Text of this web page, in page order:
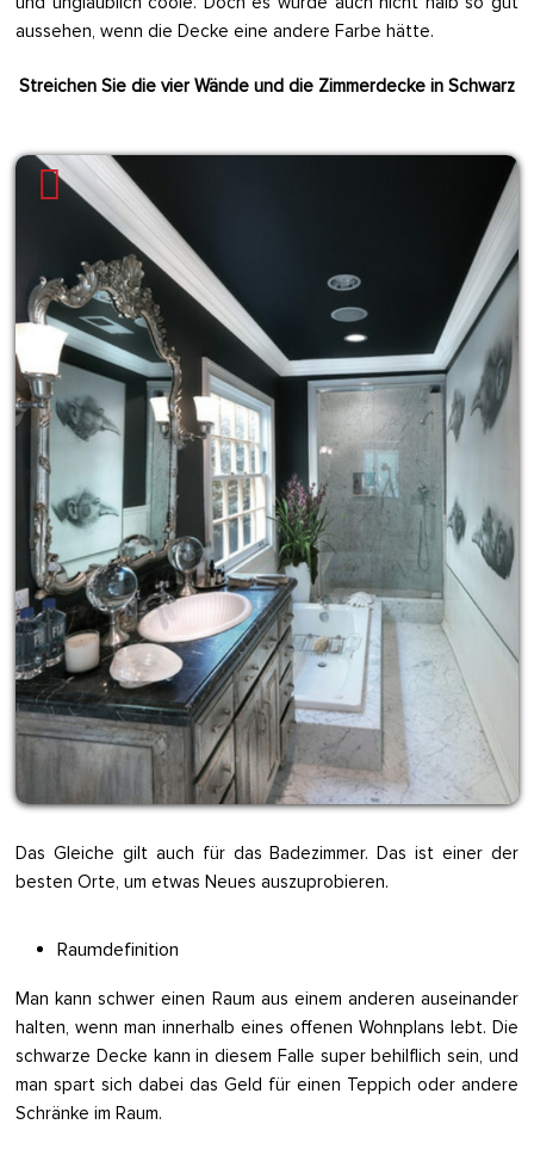
aussehen, wenn die Decke eine andere Farbe hätte.
Streichen Sie die vier Wände und die Zimmerdecke in Schwarz
Das Gleiche gilt auch für das Badezimmer. Das ist einer der
besten Orte, um etwas Neues auszuprobieren.
Raumdefinition
Man kann schwer einen Raum aus einem anderen auseinander
halten, wenn man innerhalb eines offenen Wohnplans lebt. Die
schwarze Decke kann in diesem Falle super behilflich sein, und
man spart sich dabei das Geld für einen Teppich oder andere
Schränke im Raum.